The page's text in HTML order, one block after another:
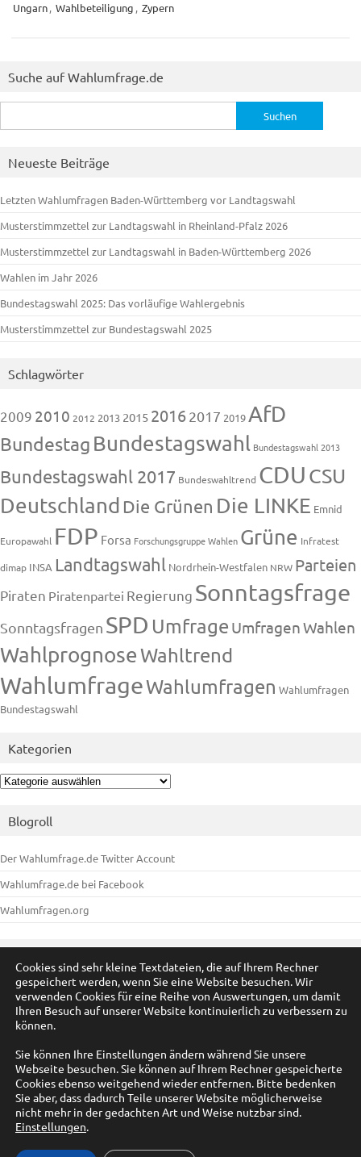
Ungarn, Wahlbeteiligung , Zypern
Suche auf Wahlumfrage.de
nach:
Neueste Beiträge
Letzten Wahlumfragen Baden-Württemberg vor Landtagswahl
Musterstimmzettel zur Landtagswahl in Rheinland-Pfalz 2026
Musterstimmzettel zur Landtagswahl in Baden-Württemberg 2026
Wahlen im Jahr 2026
Bundestagswahl 2025: Das vorläufige Wahlergebnis
Musterstimmzettel zur Bundestagswahl 2025
Schlagwörter
2009 2010 2012 2013 2015 20162017 2019AfD
Bundestag Bundestagswahl Bundestagswahl 2013
Bundestagswahl 2017 Bundeswahltrend CDUCSU
Deutschland Die Grünen Die LINKE Emnid
Europawahl FDP Forsa Forschungsgruppe Wahlen Grüne Infratest
dimap INSA Landtagswahl Nordrhein-Westfalen NRW Parteien
Piraten Piratenpartei Regierung Sonntagsfrage
Sonntagsfragen SPD Umfrage UmfragenWahlen
WahlprognoseWahltrend
WahlumfrageWahlumfragen Wahlumfragen
Bundestagswahl
Kategorien
Kategorien
Blogroll
Der Wahlumfrage.de Twitter Account
Wahlumfrage.de bei Facebook
Wahlumfragen.org
Anmelden
Eintrags-Feed
WordPress.org
Cookies sind sehr kleine Textdateien, die auf Ihrem Rechner
gespeichert werden, wenn Sie eine Website besuchen. Wir
verwenden Cookies für eine Reihe von Auswertungen, um damit
Ihren Besuch auf unserer Website kontinuierlich zu verbessern zu
können.
Sie können Ihre Einstellungen ändern während Sie unsere
Webseite besuchen. Sie können auf Ihrem Rechner gespeicherte
Cookies ebenso weitgehend wieder entfernen. Bitte bedenken
Sie aber, dass dadurch Teile unserer Website möglicherweise
nicht mehr in der gedachten Art und Weise nutzbar sind.
Einstellungen.